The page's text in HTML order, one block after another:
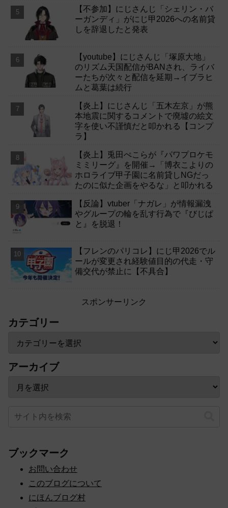
【不参加】にじさんじ「シェリン・バ
ーガンディ」がにじ甲2026への名前貸
しを辞退したと発表
【youtube】にじさんじ「塚原大地」
のリズム天国配信がBANされ、ライバ
ーたちが次々と配信を延期→イブラヒ
ムと葛葉は続行
【炎上】にじさんじ「五木左京」が熊
本地震に関するコメントで廃墟の絵文
字を使い不謹慎だと叩かれる【コンプ
ラ】
【炎上】兎田ぺこらが『パワプロケモ
ミミリーグ』を開催→「博衣こよりの
ホロライブ甲子園に名前貸しNGだっ
たのに似た企画をやるな」と叩かれる
【反論】vtuber「ナガレ」が情報漏洩
やグループの輪を乱す行為で『びじぱ
と』を脱退！
【フレンのパリコレ】にじ甲2026でル
ールが変更され経験値目的の代走・守
備交代が禁止に【不具合】
スポンサーリンク
カテゴリー
アーカイブ
ブックマーク
お問い合わせ
このブログについて
にほんブログ村